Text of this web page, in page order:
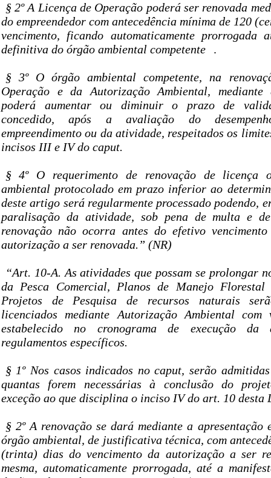
§ 2º A Licença de Operação poderá ser renovada
do empreendedor com antecedência mínima de 120
vencimento, ficando automaticamente prorrogada
definitiva do órgão ambiental competente
.
§ 3º O órgão ambiental competente, na
Operação e da Autorização Ambiental, mediante
poderá aumentar ou diminuir o prazo de
concedido, após a avaliação do
empreendimento ou da atividade, respeitados os
incisos III e IV do caput.
§ 4º O requerimento de renovação de licença
ambiental protocolado em prazo inferior ao
deste artigo será regularmente processado podendo,
paralisação da atividade, sob pena de multa e
renovação não ocorra antes do efetivo
autorização a ser renovada.” (NR)
“Art. 10-A. As atividades que possam se prolongar
da Pesca Comercial, Planos de Manejo Florestal
Projetos de Pesquisa de recursos naturais
licenciados mediante Autorização Ambiental
estabelecido no cronograma de execução
regulamentos específicos.
§ 1º Nos casos indicados no caput, serão
quantas forem necessárias à conclusão do
exceção ao que disciplina o inciso IV do art. 10 desta
§ 2º A renovação se dará mediante a apresentação
órgão ambiental, de justificativa técnica, com
(trinta) dias do vencimento da autorização a ser
mesma, automaticamente prorrogada, até a